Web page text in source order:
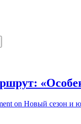
on Новый сезон и